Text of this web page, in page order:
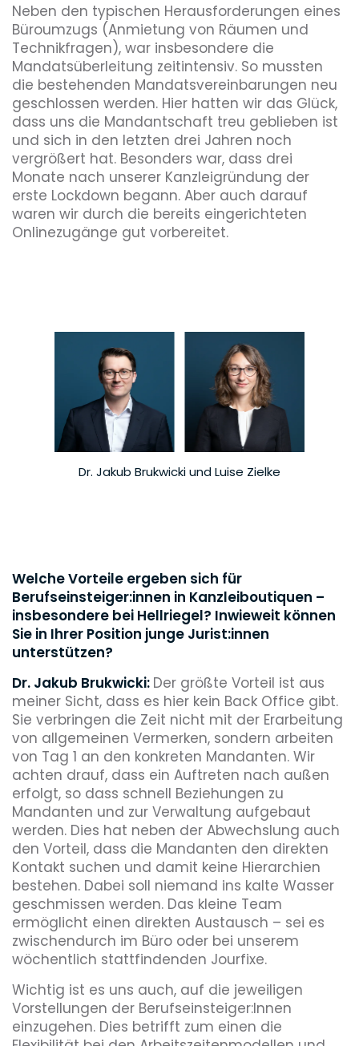
Neben den typischen Herausforderungen eines
Büroumzugs (Anmietung von Räumen und
Technikfragen), war insbesondere die
Mandatsüberleitung zeitintensiv. So mussten
die bestehenden Mandatsvereinbarungen neu
geschlossen werden. Hier hatten wir das Glück,
dass uns die Mandantschaft treu geblieben ist
und sich in den letzten drei Jahren noch
vergrößert hat. Besonders war, dass drei
Monate nach unserer Kanzleigründung der
erste Lockdown begann. Aber auch darauf
waren wir durch die bereits eingerichteten
Onlinezugänge gut vorbereitet.
Dr. Jakub Brukwicki und Luise Zielke
Welche Vorteile ergeben sich für
Berufseinsteiger:innen in Kanzleiboutiquen –
insbesondere bei Hellriegel? Inwieweit können
Sie in Ihrer Position junge Jurist:innen
unterstützen?
Dr. Jakub Brukwicki: Der größte Vorteil ist aus
meiner Sicht, dass es hier kein Back Office gibt.
Sie verbringen die Zeit nicht mit der Erarbeitung
von allgemeinen Vermerken, sondern arbeiten
von Tag 1 an den konkreten Mandanten. Wir
achten drauf, dass ein Auftreten nach außen
erfolgt, so dass schnell Beziehungen zu
Mandanten und zur Verwaltung aufgebaut
werden. Dies hat neben der Abwechslung auch
den Vorteil, dass die Mandanten den direkten
Kontakt suchen und damit keine Hierarchien
bestehen. Dabei soll niemand ins kalte Wasser
geschmissen werden. Das kleine Team
ermöglicht einen direkten Austausch – sei es
zwischendurch im Büro oder bei unserem
wöchentlich stattfindenden Jourfixe.
Wichtig ist es uns auch, auf die jeweiligen
Vorstellungen der Berufseinsteiger:Innen
einzugehen. Dies betrifft zum einen die